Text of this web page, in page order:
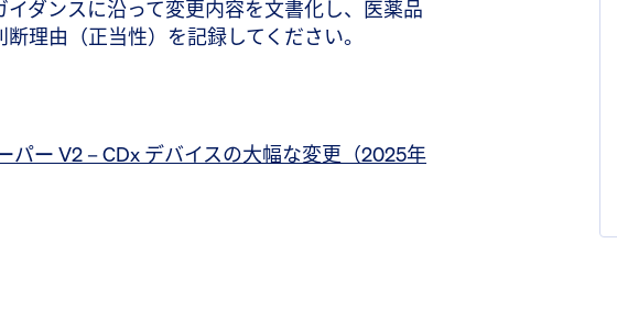
ダンスに沿って変更内容を文書化し、医薬品
理由（正当性）を記録してください。
パー V2 – CDx デバイスの大幅な変更（2025年